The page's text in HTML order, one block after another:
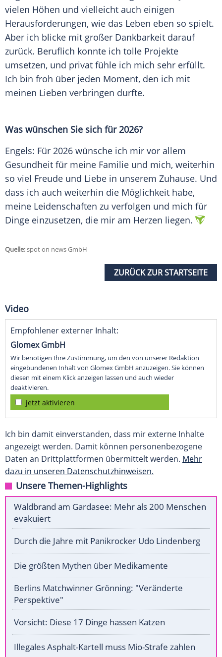
vielen Höhen und vielleicht auch einigen
Herausforderungen, wie das Leben eben so spielt.
Aber ich blicke mit großer Dankbarkeit darauf
zurück. Beruflich konnte ich tolle Projekte
umsetzen, und privat fühle ich mich sehr erfüllt.
Ich bin froh über jeden Moment, den ich mit
meinen Lieben verbringen durfte.
Was wünschen Sie sich für 2026?
Engels: Für 2026 wünsche ich mir vor allem
Gesundheit für meine Familie und mich, weiterhin
so viel Freude und Liebe in unserem Zuhause. Und
dass ich auch weiterhin die Möglichkeit habe,
meine Leidenschaften zu verfolgen und mich für
Dinge einzusetzen, die mir am Herzen liegen.
Quelle:spot on news GmbH
ZURÜCK ZUR STARTSEITE
Video
Empfohlener externer Inhalt:
Glomex GmbH
Wir benötigen Ihre Zustimmung, um den von unserer Redaktion
eingebundenen Inhalt von Glomex GmbH anzuzeigen. Sie können
diesen mit einem Klick anzeigen lassen und auch wieder
deaktivieren.
jetzt aktivieren
Ich bin damit einverstanden, dass mir externe Inhalte
angezeigt werden. Damit können personenbezogene
Daten an Drittplattformen übermittelt werden. Mehr
dazu in unseren Datenschutzhinweisen.
Unsere Themen-Highlights
Waldbrand am Gardasee: Mehr als 200 Menschen
evakuiert
Durch die Jahre mit Panikrocker Udo Lindenberg
Die größten Mythen über Medikamente
Berlins Matchwinner Grönning: "Veränderte
Perspektive"
Vorsicht: Diese 17 Dinge hassen Katzen
Illegales Asphalt-Kartell muss Mio-Strafe zahlen